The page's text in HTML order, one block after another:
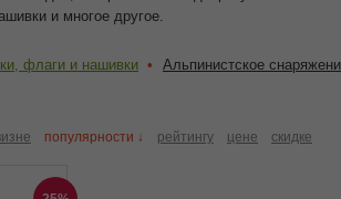
и многое другое.
флаги и нашивки Альпинистское
популярности ↓ рейтингу цене скидке